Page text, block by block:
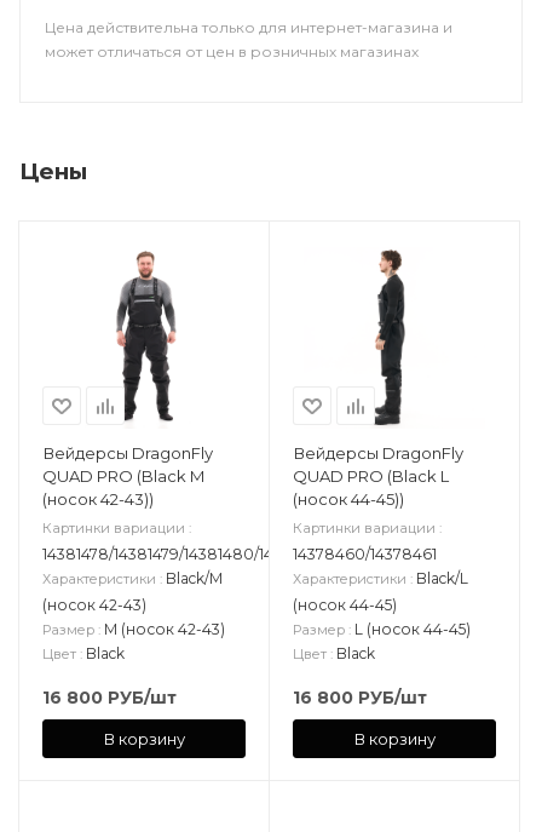
Цена действительна только для интернет-магазина и
может отличаться от цен в розничных магазинах
Цены
Вейдерсы DragonFly
QUAD PRO (Black M
(носок 42-43))
Картинки вариации :
14381478/14381479/14381480/14381481/14381482
Характеристики : Black/M
(носок 42-43)
Размер : M (носок 42-43)
Цвет : Black
16 800 РУБ/шт
В корзину
Вейдерсы DragonFly
QUAD PRO (Black L
(носок 44-45))
Картинки вариации :
14378460/14378461
Характеристики : Black/L
(носок 44-45)
Размер : L (носок 44-45)
Цвет : Black
16 800 РУБ/шт
В корзину